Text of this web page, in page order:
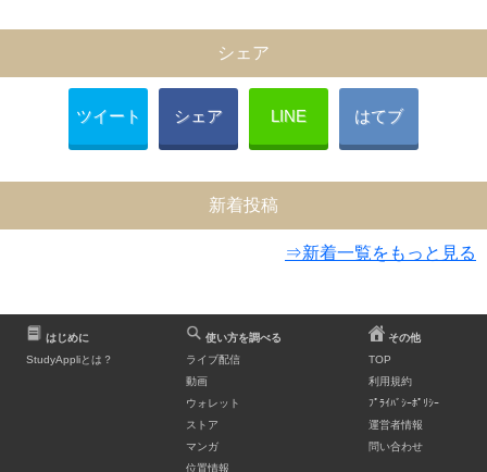
シェア
ツイート シェア LINE はてブ
新着投稿
⇒新着一覧をもっと見る
はじめに
StudyAppliとは？
使い方を調べる
ライブ配信
動画
ウォレット
ストア
マンガ
位置情報
その他
TOP
利用規約
ﾌﾟﾗｲﾊﾞｼｰﾎﾟﾘｼｰ
運営者情報
問い合わせ